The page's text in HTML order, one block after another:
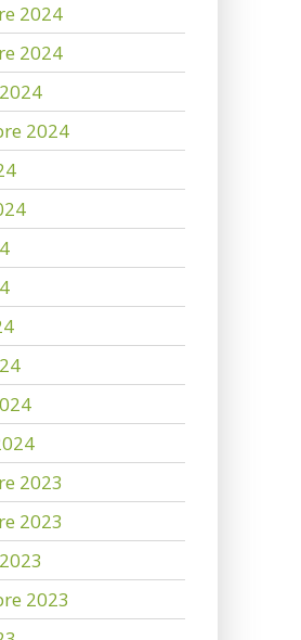
2024
2024
2024
2023
2023
2023